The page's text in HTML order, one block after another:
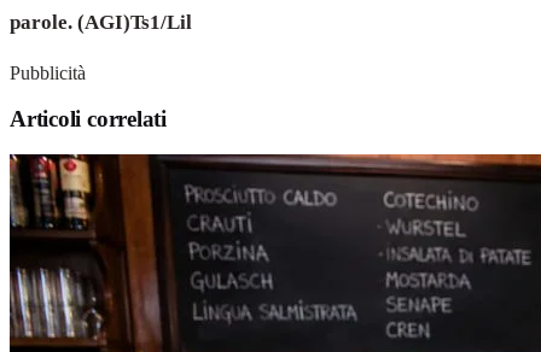
parole. (AGI)Ts1/Lil
Pubblicità
Articoli correlati